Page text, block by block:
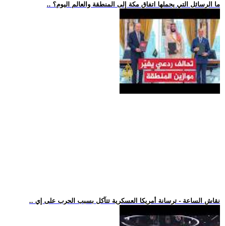
.. ما الرسائل التي يحملها اتفاق مكة إلى المنطقة والعالم اليوم؟
.. نقاش الساعة - ترسانة أمريكا العسكرية تتآكل بسبب الحرب على إي